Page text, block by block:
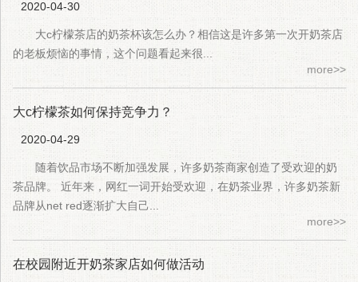
2020-04-30
大c柠檬茶店的奶茶杯该怎么办？相信这是许多第一次开奶茶店
的老板烦恼的事情，这个问题看起来很...
more>>
大c柠檬茶如何保持竞争力？
2020-04-29
随着饮品市场不断加强发展，许多奶茶商家创造了受欢迎的奶
茶品牌。 近年来，网红一词开始受欢迎，在奶茶业界，许多奶茶新
品牌从net red逐渐扩大自己...
more>>
在校园附近开奶茶家店如何做活动